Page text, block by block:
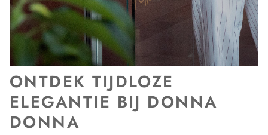
ONTDEK TIJDLOZE
ELEGANTIE BIJ DONNA
DONNA